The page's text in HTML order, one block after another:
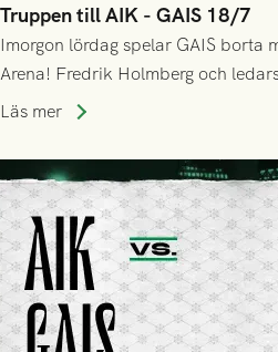
Truppen till AIK - GAIS 18/7
Imorgon lördag spelar GAIS borta
Arena! Fredrik Holmberg och
trupp till matchen:
Läs mer